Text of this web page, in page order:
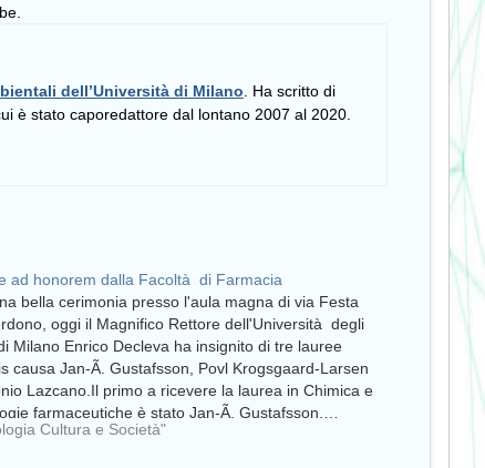
dell’Università di Milano . Ha scritto di
è stato caporedattore dal lontano 2007 al 2020.
ad honorem dalla Facoltà di Farmacia
bella cerimonia presso l'aula magna di via Festa
oggi il Magnifico Rettore dell'Università degli
Milano Enrico Decleva ha insignito di tre lauree
causa Jan-Ã. Gustafsson, Povl Krogsgaard-Larsen
Lazcano.Il primo a ricevere la laurea in Chimica e
farmaceutiche è stato Jan-Ã. Gustafsson,…
Cultura e Società"